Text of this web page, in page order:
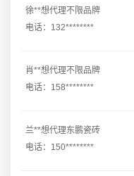
徐**想代理不限品牌
电话：132********
肖**想代理不限品牌
电话：158********
兰**想代理东鹏瓷砖
电话：150********